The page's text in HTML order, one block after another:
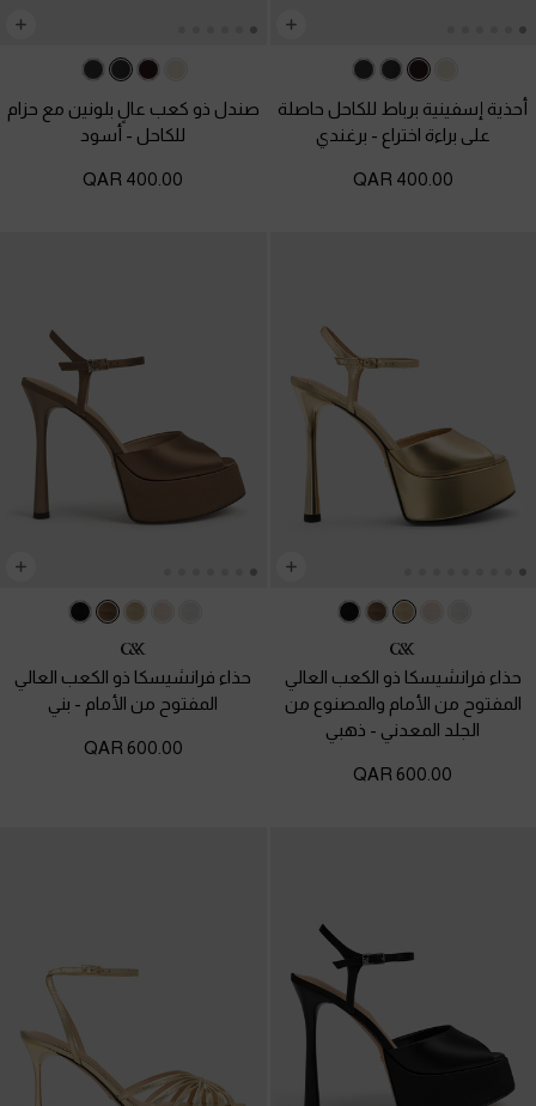
أحذية إسفينية برباط للكاحل حاصلة
على براءة اختراع - برغندي
400.00 QAR
صندل ذو كعب عالٍ بلونين مع حزام
للكاحل - أسود
400.00 QAR
حذاء فرانشيسكا ذو الكعب العالي
المفتوح من الأمام والمصنوع من
الجلد المعدني - ذهبي
600.00 QAR
حذاء فرانشيسكا ذو الكعب العالي
المفتوح من الأمام - بني
600.00 QAR